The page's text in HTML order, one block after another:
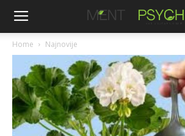
Home Najnovije